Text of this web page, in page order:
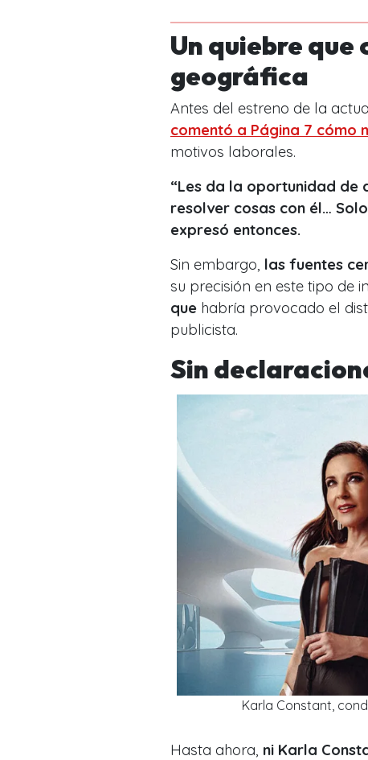
Un quiebre
geográfica
Antes del estreno de la
comentó a Página 7 cómo
motivos laborales.
“Les da la oportunidad de
resolver cosas con él…
expresó entonces.
Sin embargo, las fuentes
su precisión en este tipo de
que habría provocado el
publicista.
Sin
Karla Constant,
Hasta ahora, ni Karla